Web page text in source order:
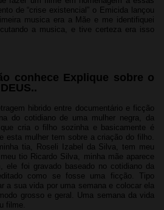
de “crise existencial” o Emicida lançou
musica era a Mãe e me identifiquei
a musica, e tive certeza era isso
conhece Explique sobre o
hibrido entre documentário e ficção
do cotidiano de uma mulher negra, da
cria o filho sozinha e basicamente é
esta mulher tem sobre a criação do filho.
tia, Roseli Izabel da Silva, tem meu
tio Ricardo Silva, minha mãe aparece
ele foi gravado baseado no cotidiano da
como se fosse uma ficção. Tipo
a sua vida por uma semana e colocar ela
grosso e geral. Uma semana da vida
filme.